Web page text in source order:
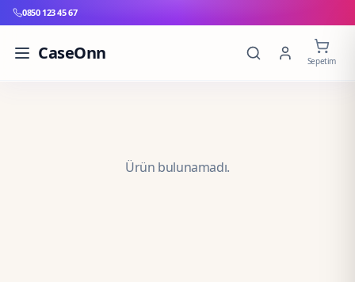
0850 123 45 67
CaseOnn Sepetim
Ürün bulunamadı.